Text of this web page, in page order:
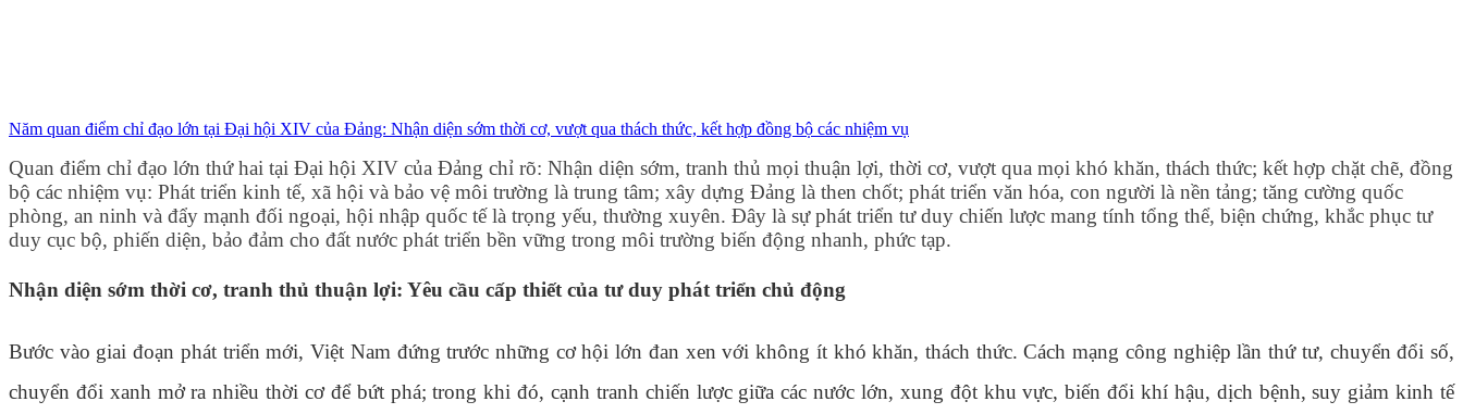
Năm quan điểm chỉ đạo lớn tại Đại hội XIV của Đảng: Nhận diện sớm thời cơ, vượt qua thách thức, kết hợp đồng bộ các nhiệm vụ
Quan điểm chỉ đạo lớn thứ hai tại Đại hội XIV của Đảng chỉ rõ: Nhận diện sớm, tranh thủ mọi thuận lợi, thời cơ, vượt qua mọi khó khăn, thách thức; kết hợp chặt chẽ, đồng
bộ các nhiệm vụ: Phát triển kinh tế, xã hội và bảo vệ môi trường là trung tâm; xây dựng Đảng là then chốt; phát triển văn hóa, con người là nền tảng; tăng cường quốc
phòng, an ninh và đẩy mạnh đối ngoại, hội nhập quốc tế là trọng yếu, thường xuyên. Đây là sự phát triển tư duy chiến lược mang tính tổng thể, biện chứng, khắc phục tư
duy cục bộ, phiến diện, bảo đảm cho đất nước phát triển bền vững trong môi trường biến động nhanh, phức tạp.
Nhận diện sớm thời cơ, tranh thủ thuận lợi: Yêu cầu cấp thiết của tư duy phát triển chủ động
Bước vào giai đoạn phát triển mới, Việt Nam đứng trước những cơ hội lớn đan xen với không ít khó khăn, thách thức. Cách mạng công nghiệp lần thứ tư, chuyển đổi số,
chuyển đổi xanh mở ra nhiều thời cơ để bứt phá; trong khi đó, cạnh tranh chiến lược giữa các nước lớn, xung đột khu vực, biến đổi khí hậu, dịch bệnh, suy giảm kinh tế